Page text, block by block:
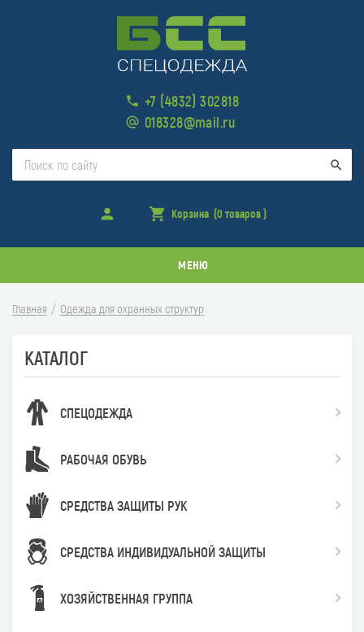
+7 (4832) 302818
018328@mail.ru
Войти
Корзина
товара
(0 товаров )
МЕНЮ
Главная Одежда для охранных структур
КАТАЛОГ
СПЕЦОДЕЖДА
РАБОЧАЯ ОБУВЬ
СРЕДСТВА ЗАЩИТЫ РУК
СРЕДСТВА ИНДИВИДУАЛЬНОЙ ЗАЩИТЫ
ХОЗЯЙСТВЕННАЯ ГРУППА